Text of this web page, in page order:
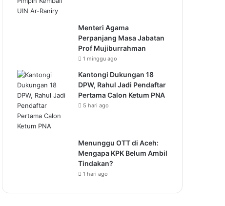
Menteri Agama
Perpanjang Masa Jabatan
Prof Mujiburrahman
1 minggu ago
Kantongi Dukungan 18
DPW, Rahul Jadi Pendaftar
Pertama Calon Ketum PNA
5 hari ago
Menunggu OTT di Aceh:
Mengapa KPK Belum Ambil
Tindakan?
1 hari ago